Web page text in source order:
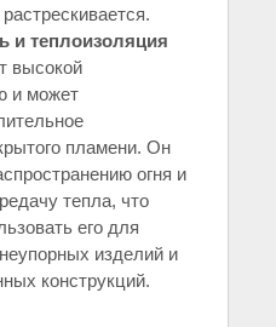
и теплоизоляция
высокой
и может
пламени. Он
огня и
тепла, что
его для
изделий и
конструкций.